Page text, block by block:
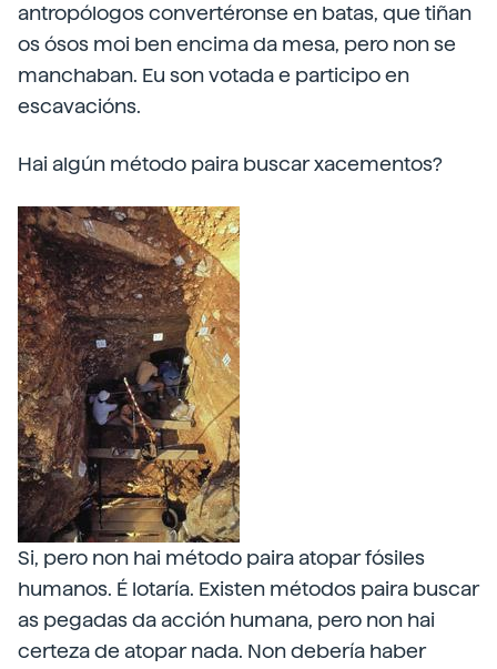
antropólogos convertéronse en batas, que tiñan
os ósos moi ben encima da mesa, pero non se
manchaban. Eu son votada e participo en
escavacións.
Hai algún método paira buscar xacementos?
Si, pero non hai método paira atopar fósiles
humanos. É lotaría. Existen métodos paira buscar
as pegadas da acción humana, pero non hai
certeza de atopar nada. Non debería haber